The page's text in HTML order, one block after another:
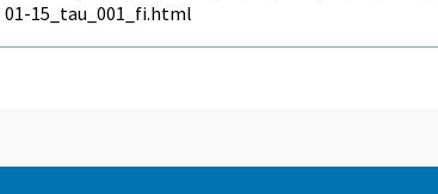
01-15_tau_001_fi.html